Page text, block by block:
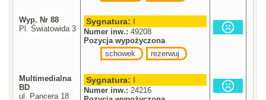
Wyp. Nr 88
Pl. Światowida 3
Sygnatura: I
Numer inw.: 49208
Pozycja wypożyczona
schowek
rezerwuj
Multimedialna
BD
ul. Pancera 18
Sygnatura: I
Numer inw.: 24216